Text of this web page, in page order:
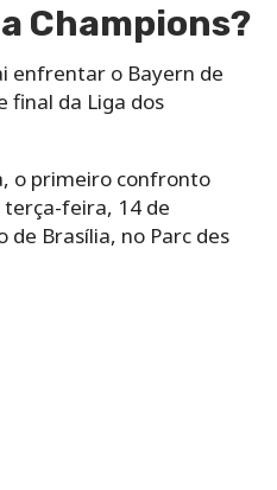
Champions?
enfrentar o Bayern de
final da Liga dos
o primeiro confronto
terça-feira, 14 de
Brasília, no Parc des